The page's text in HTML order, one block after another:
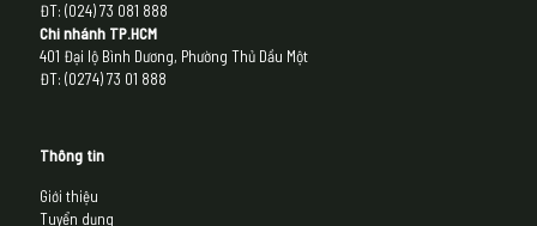
ĐT: (024) 73 081 888
Chi nhánh TP.HCM
401 Đại lộ Bình Dương, Phường Thủ Dầu Một
ĐT: (0274) 73 01 888
Thông tin
Giới thiệu
Tuyển dụng